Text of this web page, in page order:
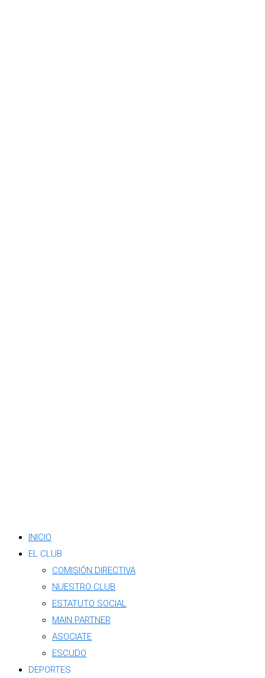
INICIO
EL CLUB
COMISIÓN DIRECTIVA
NUESTRO CLUB
ESTATUTO SOCIAL
MAIN PARTNER
ASOCIATE
ESCUDO
DEPORTES